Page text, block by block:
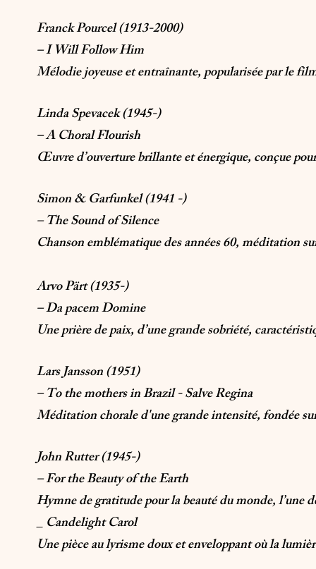
Franck Pourcel (1913-2000)
– I Will Follow Him
Mélodie joyeuse et entraînante, popularisée par le
Linda Spevacek (1945-)
– A Choral Flourish
Œuvre d’ouverture brillante et énergique, conçue
Simon & Garfunkel (1941 -)
– The Sound of Silence
Chanson emblématique des années 60, méditation
Arvo Pärt (1935-)
– Da pacem Domine
Une prière de paix, d’une grande sobriété,
Lars Jansson (1951)
– To the mothers in Brazil - Salve Regina
Méditation chorale d'une grande intensité, fondée
John Rutter (1945-)
– For the Beauty of the Earth
Hymne de gratitude pour la beauté du monde, l’une
_ Candelight Carol
Une pièce au lyrisme doux et enveloppant où la